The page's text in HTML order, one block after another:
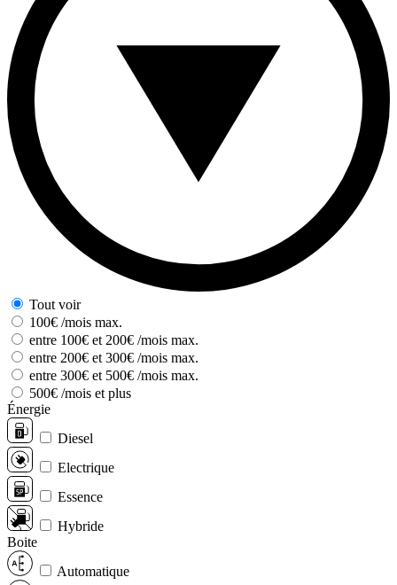
Tout voir
100€ /mois max.
entre 100€ et 200€ /mois max.
entre 200€ et 300€ /mois max.
entre 300€ et 500€ /mois max.
500€ /mois et plus
Énergie
Diesel
Electrique
Essence
Hybride
Boite
Automatique